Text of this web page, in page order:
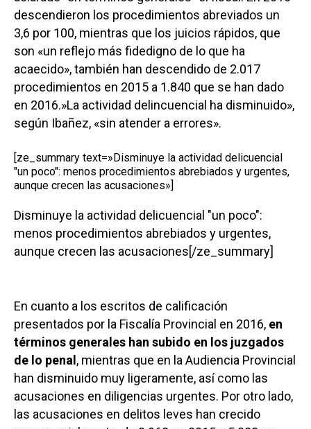
descendieron los procedimientos abreviados un
3,6 por 100, mientras que los juicios rápidos, que
son «un reflejo más fidedigno de lo que ha
acaecido», también han descendido de 2.017
procedimientos en 2015 a 1.840 que se han dado
en 2016.»La actividad delincuencial ha disminuido»,
según Ibañez, «sin atender a errores».
[ze_summary text=»Disminuye la actividad delicuencial
"un poco": menos procedimientos abrebiados y urgentes,
aunque crecen las acusaciones»]
Disminuye la actividad delicuencial "un poco":
menos procedimientos abrebiados y urgentes,
aunque crecen las acusaciones[/ze_summary]
En cuanto a los escritos de calificación
presentados por la Fiscalía Provincial en 2016, en
términos generales han subido en los juzgados
de lo penal , mientras que en la Audiencia Provincial
han disminuido muy ligeramente, así como las
acusaciones en diligencias urgentes. Por otro lado,
las acusaciones en delitos leves han crecido